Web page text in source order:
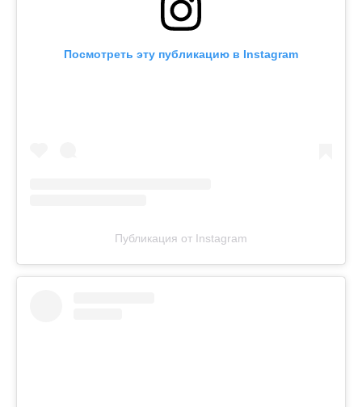
Посмотреть эту публикацию в Instagram
Публикация от Instagram